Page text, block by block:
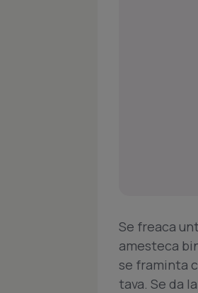
Se freaca
amesteca
se framinta
tava. Se da